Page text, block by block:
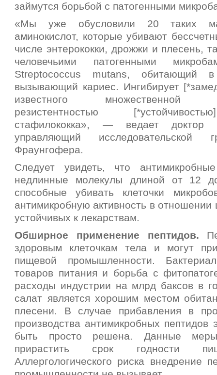
займутся борьбой с патогенными
«Мы уже обусловили 20 таких
аминокислот, которые убивают
числе энтерококки, дрожжи и плесень,
человечьими патогенными
Streptococcus mutans, обитающий
вызывающий кариес. Ингибирует
известного множественной
резистентностью
стафилококка», — ведает доктор
управляющий исследовательской
Фраунгофера.
Следует увидеть, что
недлинные молекулы длиной от 12
способные убивать клеточки
антимикробную активность в
устойчивых к лекарствам.
Обширное применение пептидов.
здоровым клеточкам тела и могут
пищевой промышленности.
товаров питания и борьба с
расходы индустрии на млрд баксов в
салат является хорошим местом
плесени. В случае прибавления в
производства антимикробных пептидов
быть просто решена. Данные
прирастить срок годности
Аллергологического риска внедрение